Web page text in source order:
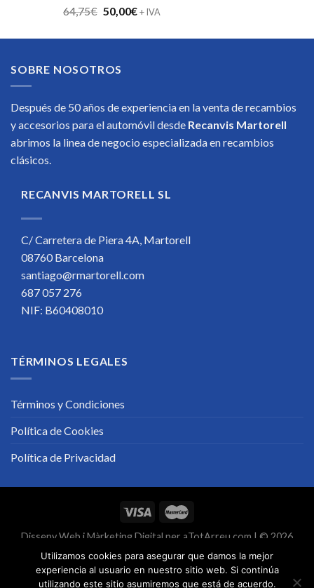
64,75€ El
original
64,75€.
50,00€El
actual
+ IVA
SOBRE NOSOTROS
Después de 50 años de experiencia en la venta de recambios
y accesorios para el automóvil desde Recanvis Martorell
abrimos la linea de negocio especializada en recambios
clásicos.
RECANVIS MARTORELL SL
C/ Carretera de Piera 4A, Martorell
08760 Barcelona
santiago@rmartorell.com
687 057 276
NIF: B60408010
TÉRMINOS LEGALES
Términos y Condiciones
Política de Cookies
Política de Privacidad
Disseny Web iMàrketing Digital per aTotArreu.com | © 2026
Utilizamos cookies para asegurar que damos la mejor
experiencia al usuario en nuestro sitio web. Si continúa
utilizando este sitio asumiremos que está de acuerdo.